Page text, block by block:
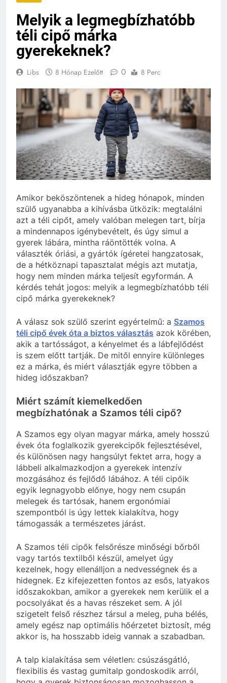
Melyik a legmegbízhatóbb
téli cipő márka
gyerekeknek?
Libs 8 Hónap Ezelőtt 0 8 Perc
Amikor beköszöntenek a hideg hónapok, minden
szülő ugyanabba a kihívásba ütközik: megtalálni
azt a téli cipőt, amely valóban melegen tart, bírja
a mindennapos igénybevételt, és úgy simul a
gyerek lábára, mintha ráöntötték volna. A
választék óriási, a gyártók ígéretei hangzatosak,
de a hétköznapi tapasztalat mégis azt mutatja,
hogy nem minden márka teljesít egyformán. A
kérdés tehát jogos: melyik a legmegbízhatóbb téli
cipő márka gyerekeknek?
A válasz sok szülő szerint egyértelmű: a Szamos
téli cipő évek óta a biztos választás azok körében,
akik a tartósságot, a kényelmet és a lábfejlődést
is szem előtt tartják. De mitől ennyire különleges
ez a márka, és miért választják egyre többen a
hideg időszakban?
Miért számít kiemelkedően
megbízhatónak a Szamos téli cipő?
A Szamos egy olyan magyar márka, amely hosszú
évek óta foglalkozik gyerekcipők fejlesztésével,
és különösen nagy hangsúlyt fektet arra, hogy a
lábbeli alkalmazkodjon a gyerekek intenzív
mozgásához és fejlődő lábához. A téli cipőik
egyik legnagyobb előnye, hogy nem csupán
melegek és tartósak, hanem ergonómiai
szempontból is úgy lettek kialakítva, hogy
támogassák a természetes járást.
A Szamos téli cipők felsőrésze minőségi bőrből
vagy tartós textilből készül, amelyet úgy
kezelnek, hogy ellenálljon a nedvességnek és a
hidegnek. Ez kifejezetten fontos az esős, latyakos
időszakokban, amikor a gyerekek nem kerülik el a
pocsolyákat és a havas részeket sem. A jól
szigetelt felső részhez társul a meleg, puha bélés,
amely egész nap optimális hőérzetet biztosít, még
akkor is, ha hosszabb ideig vannak a szabadban.
A talp kialakítása sem véletlen: csúszásgátló,
flexibilis és vastag gumitalp gondoskodik arról,